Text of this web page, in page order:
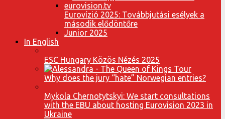
Eurovízió 2025: Továbbjutási esélyek a
második elődöntőre
Junior 2025
In English
ESC Hungary Közös Nézés 2025
Why does the jury “hate” Norwegian entries?
Mykola Chernotytskyi: We start consultations
with the EBU about hosting Eurovision 2023 in
Ukraine